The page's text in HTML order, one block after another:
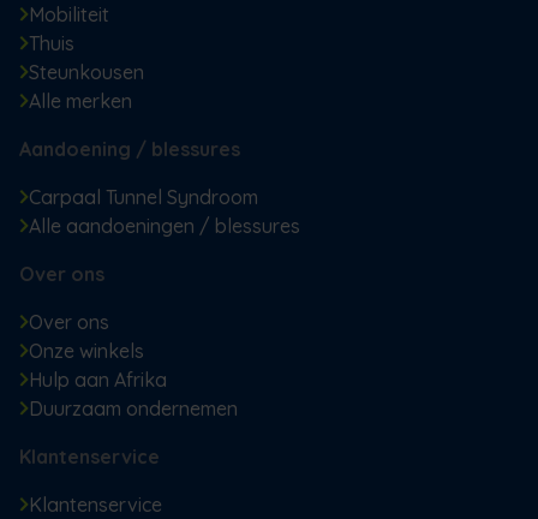
Mobiliteit
Thuis
Steunkousen
Alle merken
Aandoening / blessures
Carpaal Tunnel Syndroom
Alle aandoeningen / blessures
Over ons
Over ons
Onze winkels
Hulp aan Afrika
Duurzaam ondernemen
Klantenservice
Klantenservice